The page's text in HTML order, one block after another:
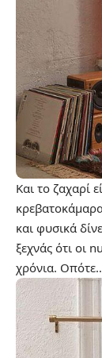
Και το ζαχαρί
και φυσικά
ξεχνάς ότι οι
χρόνια.